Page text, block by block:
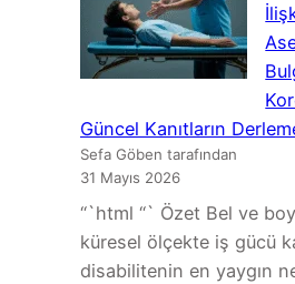
Güncel Kanıtların
Sefa Göben tarafından
31 Mayıs 2026
“`html “` Özet Bel ve
küresel ölçekte iş gücü
disabilitenin en yaygın